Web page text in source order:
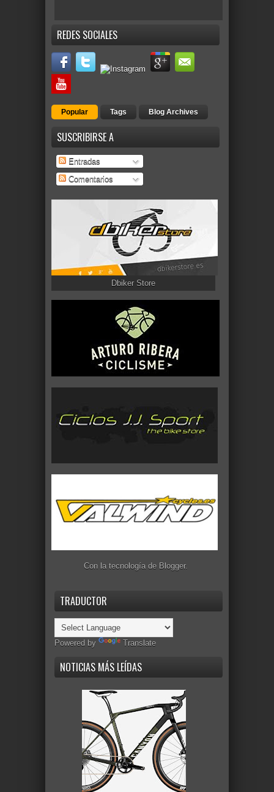
REDES SOCIALES
Popular Tags Blog Archives
SUSCRIBIRSE A
Entradas
Comentarios
Dbiker Store
Con la tecnología de Blogger.
TRADUCTOR
Powered by Translate
NOTICIAS MÁS LEÍDAS